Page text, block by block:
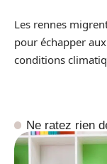
Les rennes
pour échapper
conditions
Ne ratez rien